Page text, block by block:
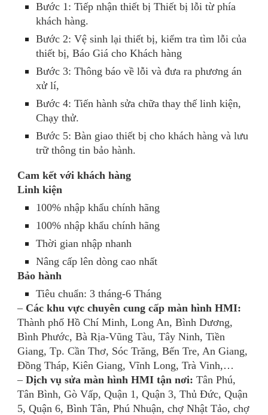
Bước 1: Tiếp nhận thiết bị Thiết bị lỗi từ phía
khách hàng.
Bước 2: Vệ sinh lại thiết bị, kiểm tra tìm lỗi của
thiết bị, Báo Giá cho Khách hàng
Bước 3: Thông báo về lỗi và đưa ra phương án
xử lí,
Bước 4: Tiến hành sửa chữa thay thế linh kiện,
Chạy thử.
Bước 5: Bàn giao thiết bị cho khách hàng và lưu
trữ thông tin bảo hành.
Cam kết với khách hàng
Linh kiện
100% nhập khẩu chính hãng
100% nhập khẩu chính hãng
Thời gian nhập nhanh
Nâng cấp lên dòng cao nhất
Bảo hành
Tiêu chuẩn: 3 tháng-6 Tháng
– Các khu vực chuyên cung cấp màn hình HMI:
Thành phố Hồ Chí Minh, Long An, Bình Dương,
Bình Phước, Bà Rịa-Vũng Tàu, Tây Ninh, Tiền
Giang, Tp. Cần Thơ, Sóc Trăng, Bến Tre, An Giang,
Đồng Tháp, Kiên Giang, Vĩnh Long, Trà Vinh,…
–Dịch vụ sửa màn hình HMI tận nơi: Tân Phú,
Tân Bình, Gò Vấp, Quận 1, Quận 3, Thủ Đức, Quận
5, Quận 6, Bình Tân, Phú Nhuận, chợ Nhật Tảo, chợ